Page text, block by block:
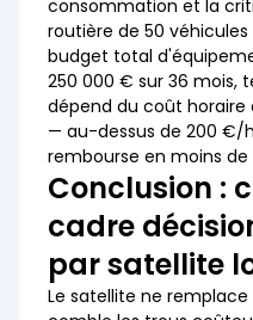
consommation et la
routière de 50
budget total
250 000 € sur 36 mois,
dépend du coût
— au-dessus de 200 €/
rembourse en moins de
Conclusion :
cadre
par satellite
Le satellite ne